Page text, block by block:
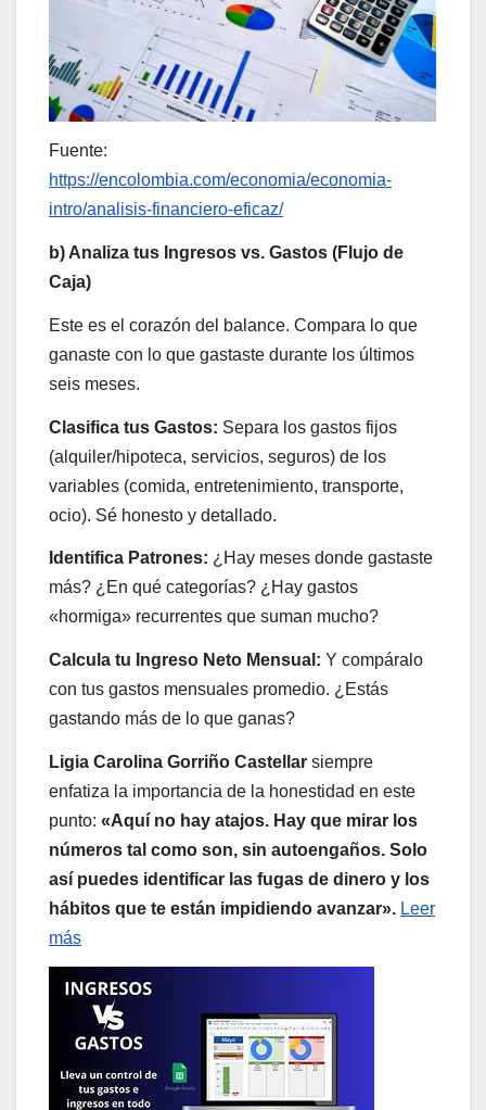
Fuente:
https://encolombia.com/economia/economia-
intro/analisis-financiero-eficaz/
b) Analiza tus Ingresos vs. Gastos (Flujo de
Caja)
Este es el corazón del balance. Compara lo que
ganaste con lo que gastaste durante los últimos
seis meses.
Clasifica tus Gastos: Separa los gastos fijos
(alquiler/hipoteca, servicios, seguros) de los
variables (comida, entretenimiento, transporte,
ocio). Sé honesto y detallado.
Identifica Patrones: ¿Hay meses donde gastaste
más? ¿En qué categorías? ¿Hay gastos
«hormiga» recurrentes que suman mucho?
Calcula tu Ingreso Neto Mensual: Y compáralo
con tus gastos mensuales promedio. ¿Estás
gastando más de lo que ganas?
Ligia Carolina Gorriño Castellar siempre
enfatiza la importancia de la honestidad en este
punto: «Aquí no hay atajos. Hay que mirar los
números tal como son, sin autoengaños. Solo
así puedes identificar las fugas de dinero y los
hábitos que te están impidiendo avanzar». Leer
más